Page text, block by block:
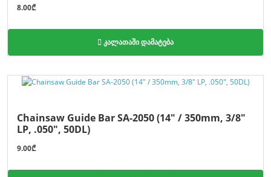
8.00₾
კალათაში დამატება
Chainsaw Guide Bar SA-2050 (14" / 350mm, 3/8"
LP, .050", 50DL)
9.00₾